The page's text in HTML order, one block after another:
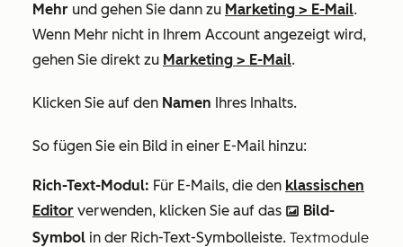
Mehr und gehen Sie dann zu Marketing > E-Mail.
Wenn Mehr nicht in Ihrem Account angezeigt wird,
gehen Sie direkt zu Marketing > E-Mail.
Klicken Sie auf den Namen Ihres Inhalts.
So fügen Sie ein Bild in einer E-Mail hinzu:
Rich-Text-Modul: Für E-Mails, die den klassischen
Editor verwenden, klicken Sie auf das insertImage ici Bild-
Symbol in der Rich-Text-Symbolleiste. Textmodule